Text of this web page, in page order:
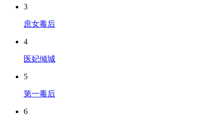
3
庶女毒后
4
医妃倾城
5
第一毒后
6